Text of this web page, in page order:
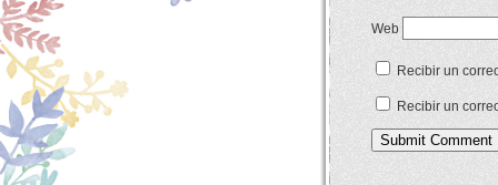
Web
Recibir un
Recibir un